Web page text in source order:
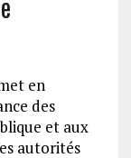
en
des
et aux
autorités